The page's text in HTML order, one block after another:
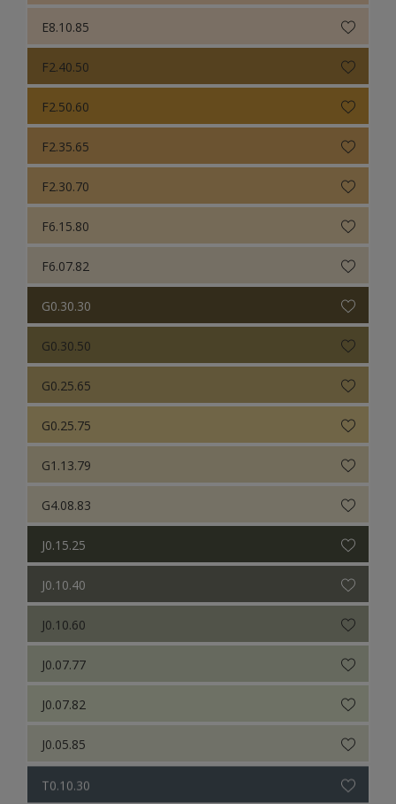
E8.10.85
F2.40.50
F2.50.60
F2.35.65
F2.30.70
F6.15.80
F6.07.82
G0.30.30
G0.30.50
G0.25.65
G0.25.75
G1.13.79
G4.08.83
J0.15.25
J0.10.40
J0.10.60
J0.07.77
J0.07.82
J0.05.85
T0.10.30